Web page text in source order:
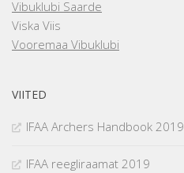
Vibuklubi Saarde
Viska Viis
Vooremaa Vibuklubi
VIITED
IFAA Archers Handbook 2019
IFAA reegliraamat 2019